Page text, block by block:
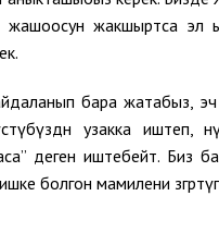
жашоосун жакшыртса
бара жатабыз,
узакка иштеп,
деген иштебейт.
болгон мамилени